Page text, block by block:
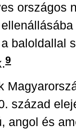
országos
baloldallal
9
század
angol és